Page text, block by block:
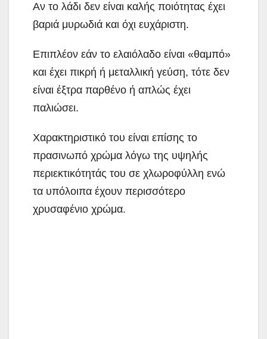
Αν το λάδι δεν είναι καλής ποιότητας έχει
βαριά μυρωδιά και όχι ευχάριστη.
Επιπλέον εάν το ελαιόλαδο είναι «θαμπό»
και έχει πικρή ή μεταλλική γεύση, τότε δεν
είναι έξτρα παρθένο ή απλώς έχει
παλιώσει.
Χαρακτηριστικό του είναι επίσης το
πρασινωπό χρώμα λόγω της υψηλής
περιεκτικότητάς του σε χλωροφύλλη ενώ
τα υπόλοιπα έχουν περισσότερο
χρυσαφένιο χρώμα.